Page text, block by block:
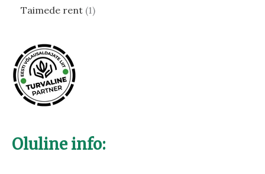
Taimede rent 1
Oluline info: